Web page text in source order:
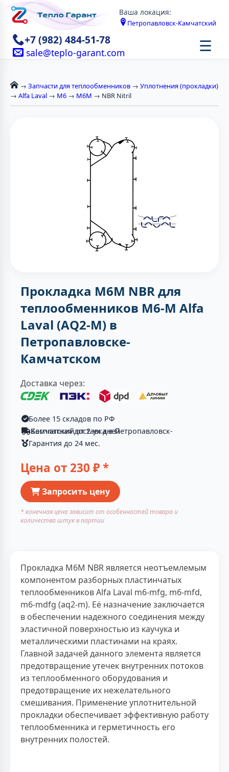
Ваша локация:
Петропавловск-Камчатский
+7 (982) 484-51-78
sale@teplo-garant.com ☰
→ Запчасти для теплообменников → Уплотнения (прокладки)
→ Alfa Laval → М6 → M6M → NBR Nitril
Прокладка M6M NBR для
теплообменников M6-M Alfa
Laval (AQ2-M) в
Петропавловске-
Камчатском
Доставка через:
Более 15 складов по РФ
Бесплатная доставка в Петропавловск-Камчатский от 2-ух дней
Гарантия до 24 мес.
Цена от 230 ₽ *
Запросить цену
* конечная цена зависит от особенностей товара и
количества штук в партии
Прокладка M6M NBR является неотъемлемым
компонентом разборных пластинчатых
теплообменников Alfa Laval m6-mfg, m6-mfd,
m6-mdfg (aq2-m). Её назначение заключается
в обеспечении надежного соединения между
эластичной поверхностью из каучука и
металлическими пластинами на краях.
Главной задачей данного элемента является
предотвращение утечек внутренних потоков
из теплообменного оборудования и
предотвращение их нежелательного
смешивания. Применение уплотнительной
прокладки обеспечивает эффективную работу
теплообменника и герметичность его
внутренних полостей.